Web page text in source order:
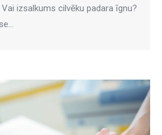
izsalkums cilvēku padara īgnu?